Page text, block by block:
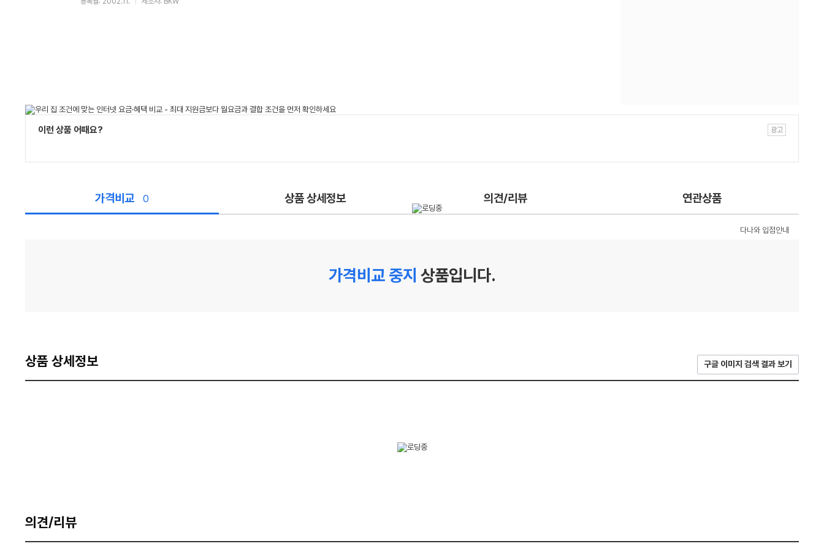
이런 상품 어때요?
가격비교 0 상품 상세정보 의견/리뷰 연관상품
다나와 입점안내
가격비교 중지 상품입니다.
상품 상세정보 구글 이미지 검색 결과 보기
의견/리뷰